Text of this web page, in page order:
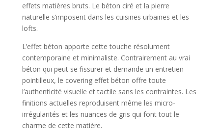
effets matières bruts. Le béton ciré et la pierre
naturelle s’imposent dans les cuisines urbaines et les
lofts.
L’effet béton apporte cette touche résolument
contemporaine et minimaliste. Contrairement au vrai
béton qui peut se fissurer et demande un entretien
pointilleux, le covering effet béton offre toute
l’authenticité visuelle et tactile sans les contraintes. Les
finitions actuelles reproduisent même les micro-
irrégularités et les nuances de gris qui font tout le
charme de cette matière.